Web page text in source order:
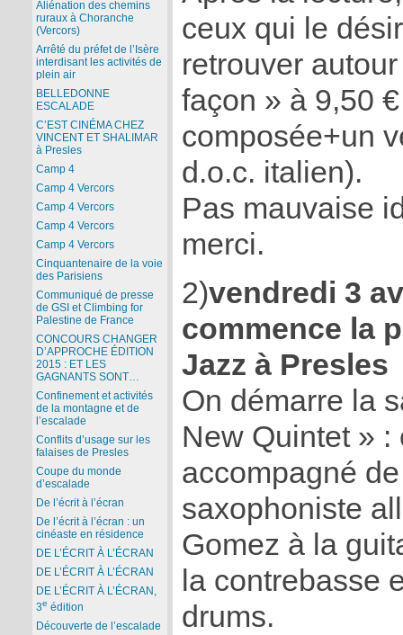
ceux qui le
retrouver
façon » à 9,50
composée+un
d.o.c. italien).
Pas mauvaise
merci.
2)vendredi 3
commence la
Jazz à Presles
On démarre la
New Quintet » :
accompagné
saxophoniste
Gomez à la
la contrebasse
drums.
Aliénation des chemins
ruraux à Choranche
(Vercors)
Arrêté du préfet de l’Isère
interdisant les activités de
plein air
BELLEDONNE
ESCALADE
C’EST CINÉMA CHEZ
VINCENT ET SHALIMAR
à Presles
Camp 4
Camp 4 Vercors
Camp 4 Vercors
Camp 4 Vercors
Camp 4 Vercors
Cinquantenaire de la voie
des Parisiens
Communiqué de presse
de GSI et Climbing for
Palestine de France
CONCOURS CHANGER
D’APPROCHE ÉDITION
2015 : ET LES
GAGNANTS SONT…
Confinement et activités
de la montagne et de
l’escalade
Conflits d’usage sur les
falaises de Presles
Coupe du monde
d’escalade
De l’écrit à l’écran
De l’écrit à l’écran : un
cinéaste en résidence
DE L’ÉCRIT À L’ÉCRAN
DE L’ÉCRIT À L’ÉCRAN
DE L’ÉCRIT À L’ÉCRAN,
3e édition
Découverte de l’escalade